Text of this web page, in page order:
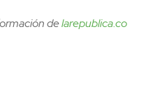
delarepublica.co